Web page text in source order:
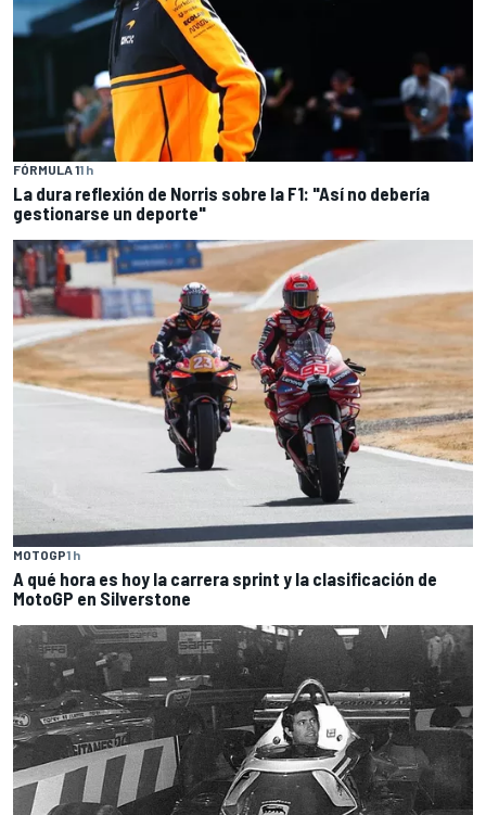
FÓRMULA 11 h
La dura reflexión de Norris sobre la F1: "Así no debería
gestionarse un deporte"
MOTOGP1 h
A qué hora es hoy la carrera sprint y la clasificación de
MotoGP en Silverstone